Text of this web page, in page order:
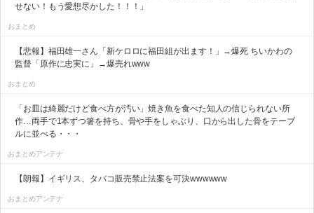
せない！もう愛想尽かした！！！」
おまとめ
【悲報】福田雄一さん「新ケロロに福田組が出ます！」→爆死 ちいかわの
監督「原作に忠実に」→爆売れwww
おまとめ
「お皿は綺麗だけど食べ方が汚い」焼き魚を食べた知人の信じられない所
作…両手で1本ずつ箸を持ち、骨や手をしゃぶり、口から出した骨をテーブ
ルに並べる・・・
おまとめアンテナ
【朗報】イギリス、タバコ販売禁止法案を可決wwwwww
おまとめアンテナ